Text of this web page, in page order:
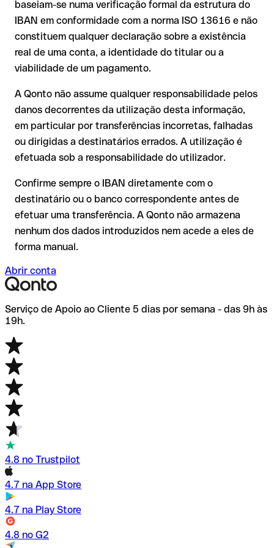
corresponder a nenhuma conta real. Por exemplo, se foram
transpostos dígitos e a combinação resultante é formalmente
válida.
por escrito, especialmente em novas relações comerciais ou
com montantes elevados. A existência de uma conta só pode
ser verificada pelo próprio Faysal Bank Limited ou através de
uma transferência de teste.
recuperação dos fundos;
A sua instituição pode iniciar um processo de reclamação a
seu pedido;
A devolução não está garantida, especialmente se o
destinatário já tiver utilizado o dinheiro
recuperação é consideravelmente mais complexa e implica
comissões adicionais.
Recomendação
: verifique cada IBAN antes de efetuar uma
transferência com o nosso IBAN Checker gratuito e, em caso
de dúvida, confirme-o diretamente com o destinatário. Esta
precaução é especialmente importante com montantes
elevados ou em novas relações comerciais.
baseiam-se numa verificação formal da estrutura do
IBAN em conformidade com a norma ISO 13616 e não
constituem qualquer declaração sobre a existência
real de uma conta, a identidade do titular ou a
viabilidade de um pagamento.
A Qonto não assume qualquer responsabilidade pelos
danos decorrentes da utilização desta informação,
em particular por transferências incorretas, falhadas
ou dirigidas a destinatários errados. A utilização é
efetuada sob a responsabilidade do utilizador.
Confirme sempre o IBAN diretamente com o
destinatário ou o banco correspondente antes de
efetuar uma transferência. A Qonto não armazena
nenhum dos dados introduzidos nem acede a eles de
forma manual.
Abrir conta
Serviço de Apoio ao Cliente 5 dias por semana - das 9h às
19h.
4.8 no Trustpilot
4.7 na App Store
4.7 na Play Store
4.8 no G2